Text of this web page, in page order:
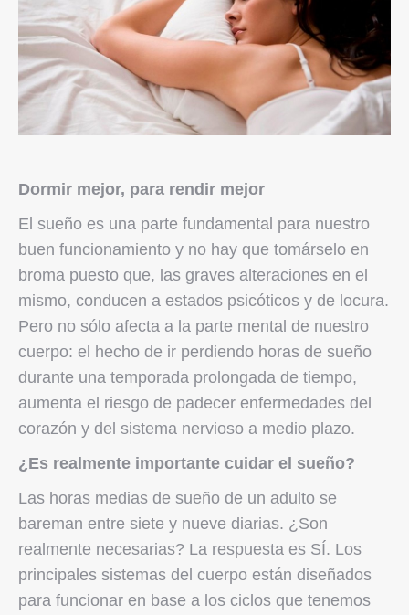
Dormir mejor, para rendir mejor
El sueño es una parte fundamental para nuestro
buen funcionamiento y no hay que tomárselo en
broma puesto que, las graves alteraciones en el
mismo, conducen a estados psicóticos y de locura.
Pero no sólo afecta a la parte mental de nuestro
cuerpo: el hecho de ir perdiendo horas de sueño
durante una temporada prolongada de tiempo,
aumenta el riesgo de padecer enfermedades del
corazón y del sistema nervioso a medio plazo.
¿Es realmente importante cuidar el sueño?
Las horas medias de sueño de un adulto se
bareman entre siete y nueve diarias. ¿Son
realmente necesarias? La respuesta es SÍ. Los
principales sistemas del cuerpo están diseñados
para funcionar en base a los ciclos que tenemos